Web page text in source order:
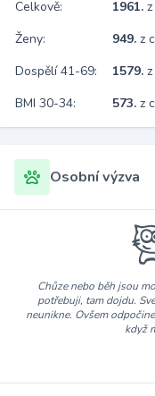
Celkově: 1961.
Ženy:
949. z
Dospělí 41-69:
1579.
BMI 30-34:
573. z
Osobní výzva
Chůze nebo běh jsou
potřebuji, tam dojdu.
neunikne. Ovšem
když